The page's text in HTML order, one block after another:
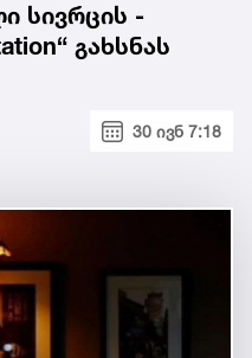
სივრცის -
გახსნას
30 ივნ 7:18